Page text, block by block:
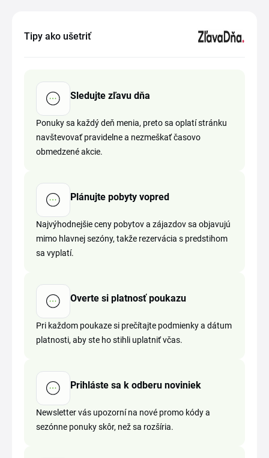
celého Slovenska. Každý deň pribúda nová zľava dňa, takže
sa oplatí ponuky sledovať pravidelne. Aktuálny prehľad
ho vložiť do príslušného poľa v košíku, aby sa uvedená
zľava prejavila v cene.
Tipy ako ušetriť
Sledujte zľavu dňa
Ponuky sa každý deň menia, preto sa oplatí stránku
navštevovať pravidelne a nezmeškať časovo
obmedzené akcie.
Plánujte pobyty vopred
Najvýhodnejšie ceny pobytov a zájazdov sa objavujú
mimo hlavnej sezóny, takže rezervácia s predstihom
sa vyplatí.
Overte si platnosť poukazu
Pri každom poukaze si prečítajte podmienky a dátum
platnosti, aby ste ho stihli uplatniť včas.
Prihláste sa k odberu noviniek
Newsletter vás upozorní na nové promo kódy a
sezónne ponuky skôr, než sa rozšíria.